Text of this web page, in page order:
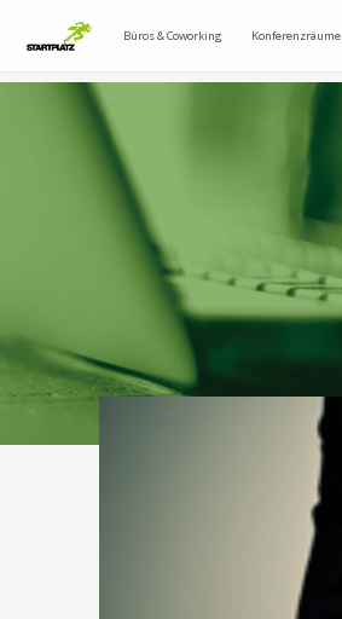
Büros & Coworking Konferenzräume